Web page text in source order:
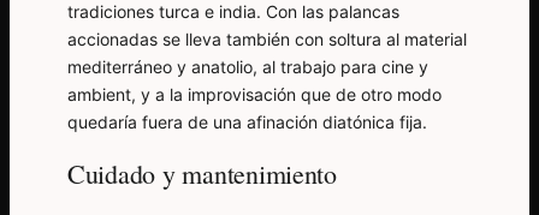
tradiciones turca e india. Con las palancas
accionadas se lleva también con soltura al material
mediterráneo y anatolio, al trabajo para cine y
ambient, y a la improvisación que de otro modo
quedaría fuera de una afinación diatónica fija.
Cuidado y mantenimiento